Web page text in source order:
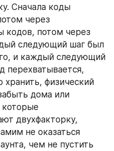
Сначала коды
через
кодов, потом через
следующий шаг был
и каждый следующий
перехватывается,
хранить, физический
дома или
двухфакторку,
не оказаться
чем не пустить